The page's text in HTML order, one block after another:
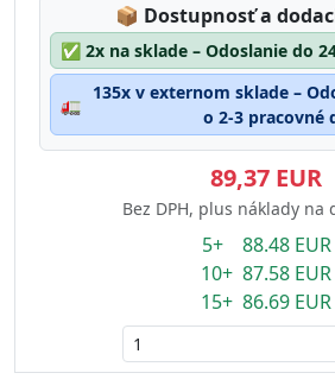
📦 Lagerstatus:
Dostupnosť a
✅ 2x na sklade – Odoslanie do
🚛
135x v externom sklade –
o 2-3 pracovné
89,37 EUR
Bez DPH, plus náklady na
5+ 88.48 EUR
10+ 87.58 EUR
15+ 86.69 EUR